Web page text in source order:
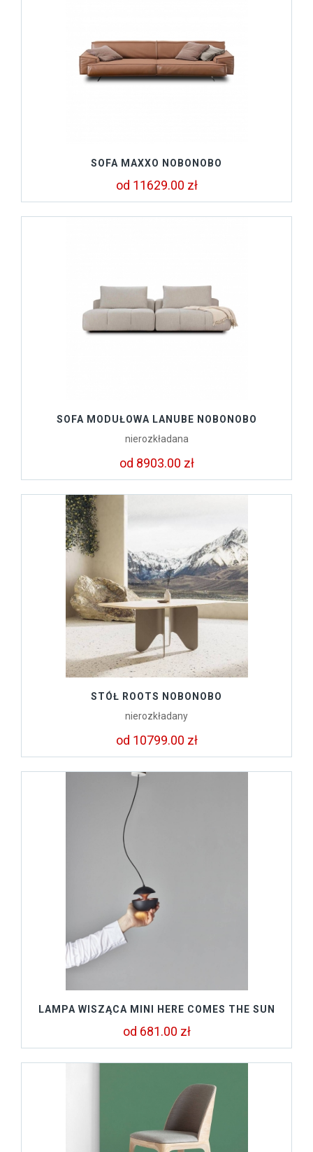
SOFA MAXXO NOBONOBO
od 11629.00 zł
SOFA MODUŁOWA LANUBE NOBONOBO
nierozkładana
od 8903.00 zł
STÓŁ ROOTS NOBONOBO
nierozkładany
od 10799.00 zł
LAMPA WISZĄCA MINI HERE COMES THE SUN
od 681.00 zł